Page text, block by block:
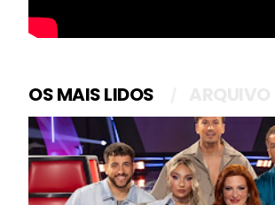
OS MAIS LIDOS